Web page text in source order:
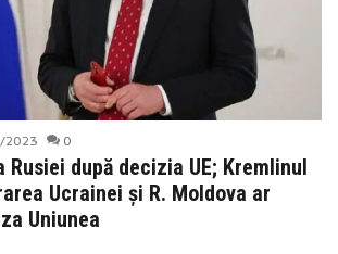
2023 0
după decizia UE; Kremlinul
Ucrainei şi R. Moldova ar
Uniunea